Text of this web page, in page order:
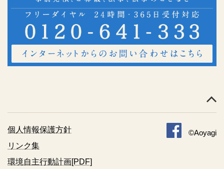
個人情報保護方針
リンク集
環境自主行動計画[PDF]
©Aoyagi